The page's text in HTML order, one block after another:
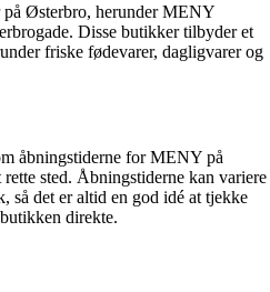
Østerbro, herunder MENY
Disse butikker tilbyder et
friske fødevarer, dagligvarer og
åbningstiderne for MENY på
sted. Åbningstiderne kan variere
så det er altid en god idé at tjekke
direkte.